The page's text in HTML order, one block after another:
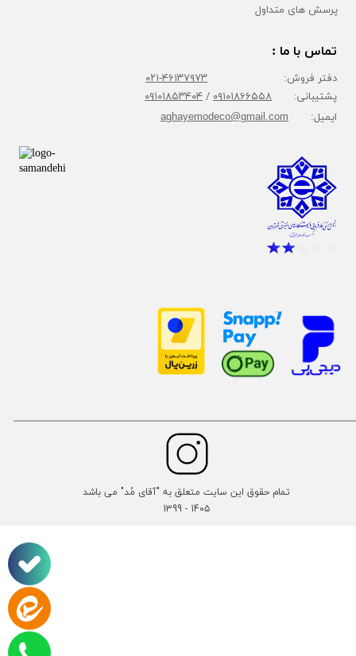
پرسش های متداول
تمام حقوق این سایت متعلق به "آقای مُد" می باشد
14۰۵ - 1399
تماس با ما :
دفتر فروش: ۴۶۱۳۷۹۷۳-۰۲۱
پشتیبانی: ۰۹۱۰۱۸۶۶۵۵۸/۰۹۱۰۱۸۵۳۴۰۴
ایمیل: aghayemodeco@gmail.com